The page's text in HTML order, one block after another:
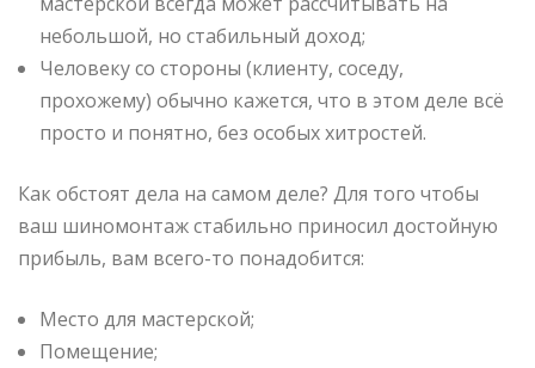
небольшой, но стабильный доход;
Человеку со стороны (клиенту, соседу,
прохожему) обычно кажется, что в этом деле всё
просто и понятно, без особых хитростей.
Как обстоят дела на самом деле? Для того чтобы
ваш шиномонтаж стабильно приносил достойную
прибыль, вам всего-то понадобится:
Место для мастерской;
Помещение;